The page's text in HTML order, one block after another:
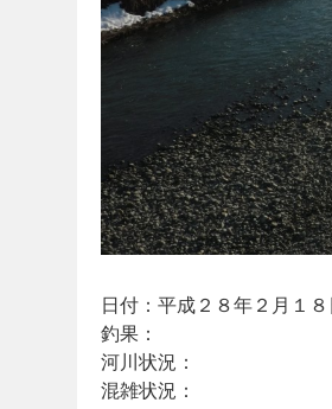
日付：平成２８年２月１
釣果：
河川状況：
混雑状況：